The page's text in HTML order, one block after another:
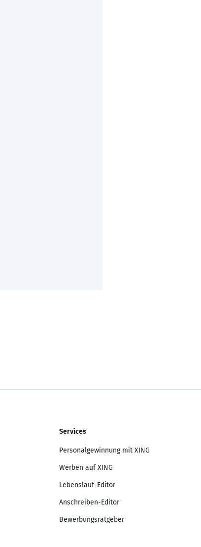
Services
Personalgewinnung mit XING
Werben auf XING
Lebenslauf-Editor
Anschreiben-Editor
Bewerbungsratgeber